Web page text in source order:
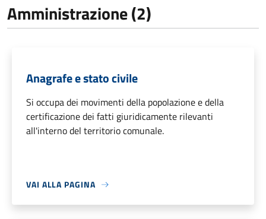
Amministrazione (2)
Anagrafe e stato civile
Si occupa dei movimenti della popolazione e della
certificazione dei fatti giuridicamente rilevanti
all'interno del territorio comunale.
VAI ALLA PAGINA